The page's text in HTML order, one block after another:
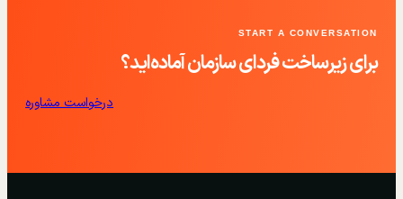
START A CONVERSATION
برای زیرساخت فردای سازمان آماده‌اید؟
درخواست مشاوره